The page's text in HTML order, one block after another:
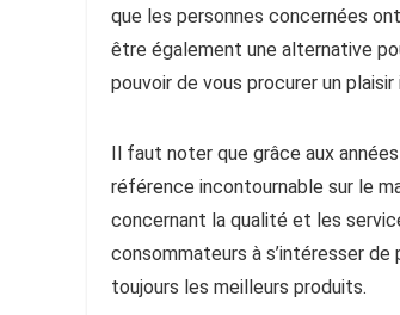
que les personnes concernées
être également une alternative
pouvoir de vous procurer un
Il faut noter que grâce aux
référence incontournable sur le
concernant la qualité et les
consommateurs à s’intéresser
toujours les meilleurs produits.